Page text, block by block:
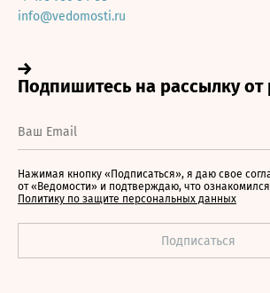
info@vedomosti.ru
Нажимая кнопку «Подписаться», я даю свое
от «Ведомости» и подтверждаю, что
Политику по защите персональных данных